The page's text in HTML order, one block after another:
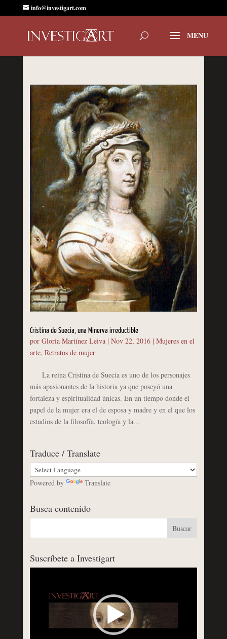
info@investigart.com
Cristina de Suecia, una Minerva irreductible
por Gloria Martínez Leiva| Nov 22, 2016| Mujeres en el
arte, Retratos de mujer
La reina Cristina de Suecia es uno de los personajes
más apasionantes de la historia ya que poseyó una
fortaleza y espiritualidad únicas. En un tiempo donde el
papel de la mujer era el de esposa y madre y en el que los
estudios de la filosofía, teología y la...
Traduce / Translate
Powered by Translate
Busca contenido
Suscríbete a Investigart